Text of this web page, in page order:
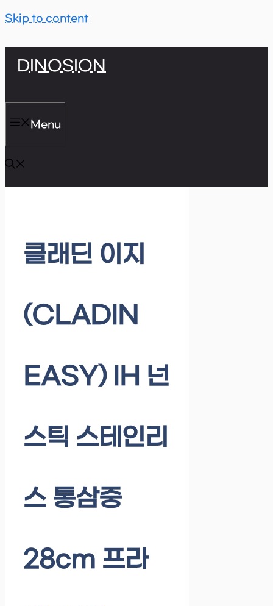
Skip to content
DINOSION
Menu
클래딘 이지
(CLADIN
EASY) IH 넌
스틱 스테인리
스 통삼중
28cm 프라